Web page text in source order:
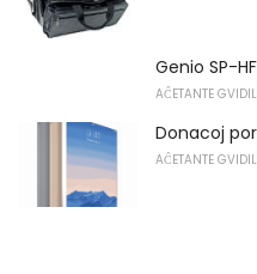
Genio SP-
AĈETANTE
Donacoj
AĈETANTE